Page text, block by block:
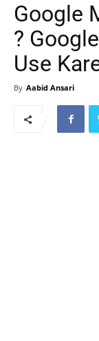
Google
?
Use
By Aabid Ansari